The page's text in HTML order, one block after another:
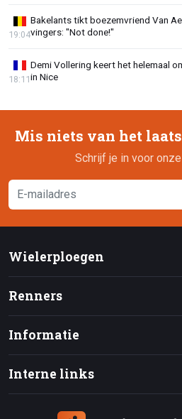
Bakelants tikt boezemvriend Van
vingers: "Not done!"
19:04
Demi Vollering keert het helemaal
in Nice
18:11
Mis niets van het
Schrijf je in voor
Wielerploegen
Renners
Informatie
Interne links